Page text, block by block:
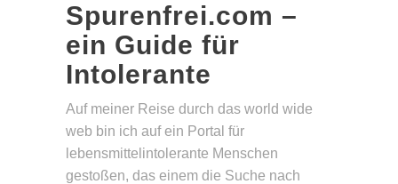
Spurenfrei.com –
ein Guide für
Intolerante
Auf meiner Reise durch das world wide
web bin ich auf ein Portal für
lebensmittelintolerante Menschen
gestoßen, das einem die Suche nach